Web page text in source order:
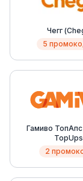
Чегг
5
Гамиво
2